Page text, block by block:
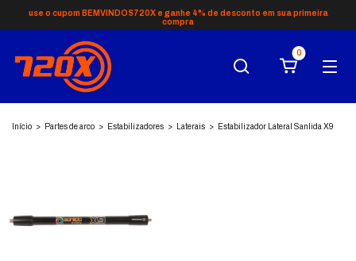
use o cupom BEMVINDOS720X e ganhe 4% de desconto em sua primeira
compra
0
Início > Partes de arco > Estabilizadores > Laterais > Estabilizador Lateral Sanlida X9